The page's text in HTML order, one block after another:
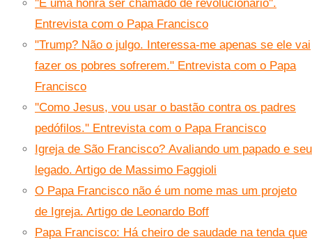
''É uma honra ser chamado de revolucionário''.
Entrevista com o Papa Francisco
"Trump? Não o julgo. Interessa-me apenas se ele vai
fazer os pobres sofrerem." Entrevista com o Papa
Francisco
''Como Jesus, vou usar o bastão contra os padres
pedófilos.'' Entrevista com o Papa Francisco
Igreja de São Francisco? Avaliando um papado e seu
legado. Artigo de Massimo Faggioli
O Papa Francisco não é um nome mas um projeto
de Igreja. Artigo de Leonardo Boff
Papa Francisco: Há cheiro de saudade na tenda que